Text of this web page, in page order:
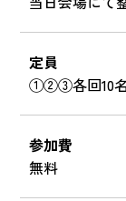
定員
①②③各回10名
参加費
無料